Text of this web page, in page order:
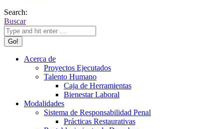
Search:
Buscar
Acerca de
Proyectos Ejecutados
Talento Humano
Caja de Herramientas
Bienestar Laboral
Modalidades
Sistema de Responsabilidad Penal
Prácticas Restaurativas